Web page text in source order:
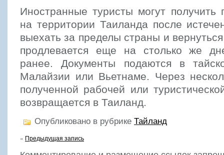
Иностранные туристы могут получить
на территории Таиланда после
выехать за пределы страны и
продлевается еще на столько же
ранее. Документы подаются в
Малайзии или Вьетнаме. Через
полученной рабочей или
возвращается в Таиланд.
Опубликовано в рубрике Тайланд
« Предыдущая запись